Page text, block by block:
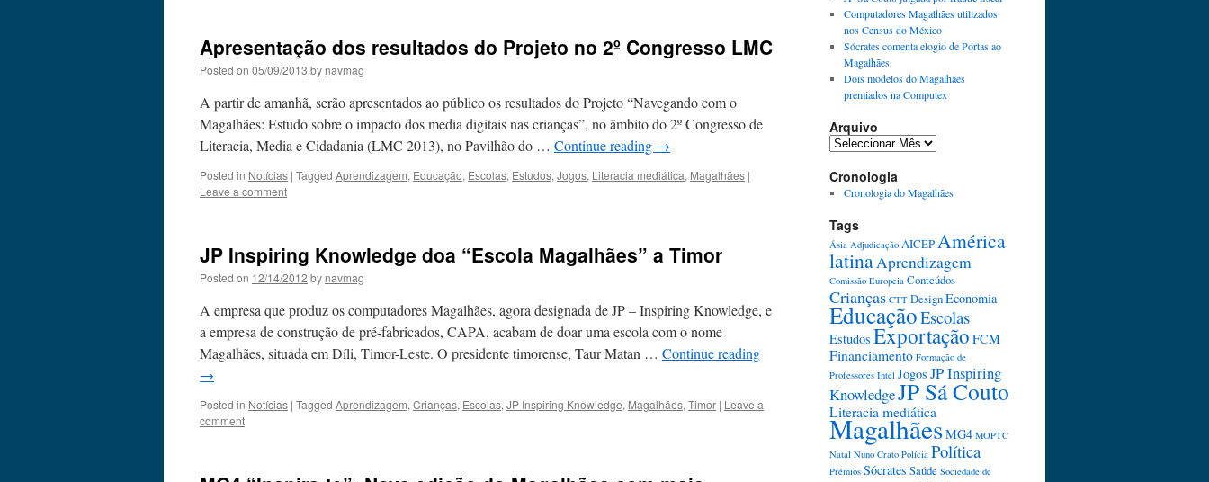
Apresentação dos resultados do Projeto no 2º Congresso LMC
Posted on 05/09/2013 by navmag
A partir de amanhã, serão apresentados ao público os resultados do Projeto “Navegando com o
Magalhães: Estudo sobre o impacto dos media digitais nas crianças”, no âmbito do 2º Congresso de
Literacia, Media e Cidadania (LMC 2013), no Pavilhão do … Continue reading →
Posted in Notícias | Tagged Aprendizagem, Educação, Escolas, Estudos, Jogos, Literacia mediática, Magalhães |
Leave a comment
JP Inspiring Knowledge doa “Escola Magalhães” a Timor
Posted on 12/14/2012 by navmag
A empresa que produz os computadores Magalhães, agora designada de JP – Inspiring Knowledge, e
a empresa de construção de pré-fabricados, CAPA, acabam de doar uma escola com o nome
Magalhães, situada em Díli, Timor-Leste. O presidente timorense, Taur Matan … Continue reading
→
Posted in Notícias | Tagged Aprendizagem, Crianças, Escolas, JP Inspiring Knowledge, Magalhães, Timor | Leave a
comment
Computadores Magalhães utilizados
nos Census do México
Sócrates comenta elogio de Portas ao
Magalhães
Dois modelos do Magalhães
premiados na Computex
Arquivo
Cronologia
Cronologia do Magalhães
Tags
Ásia Adjudicação AICEPAmérica
latinaAprendizagem
Comissão Europeia Conteúdos
Crianças CTT DesignEconomia
EducaçãoEscolas
Estudos Exportação FCM
Financiamento Formação de
Professores Intel Jogos JP Inspiring
KnowledgeJP Sá Couto
Literacia mediática
MagalhãesMG4 MOPTC
Natal Nuno Crato Polícia Política
Prémios Sócrates Saúde Sociedade de